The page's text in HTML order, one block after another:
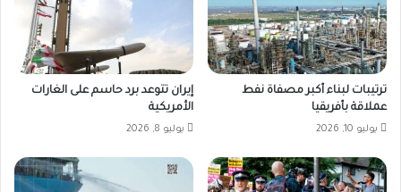
ترتيبات لبناء أكبر مصفاة نفط
عملاقة بأفريقيا
يوليو 10, 2026
إيران تتوعد برد حاسم على الغارات
الأمريكية
يوليو 8, 2026